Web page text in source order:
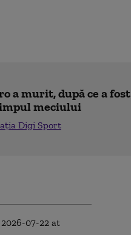
a murit, după ce a fost
meciului
Digi Sport